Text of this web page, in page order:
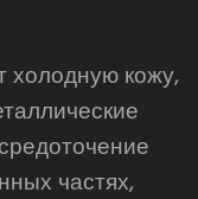
холодную кожу,
частях,